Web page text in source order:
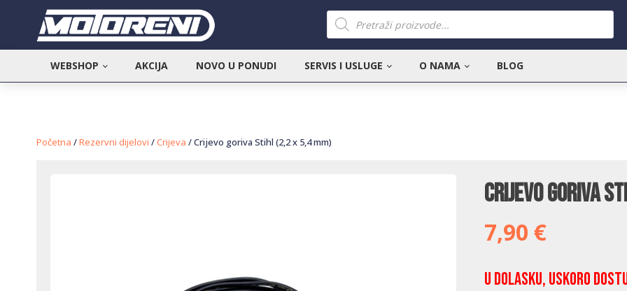
Products
search
WEBSHOP AKCIJA NOVO U PONUDI SERVIS I USLUGE O NAMA BLOG
Početna /Rezervni dijelovi / Crijeva / Crijevo goriva Stihl (2,2 x 5,4 mm)
Crijevo goriva
7,90 €
U dolasku, uskoro